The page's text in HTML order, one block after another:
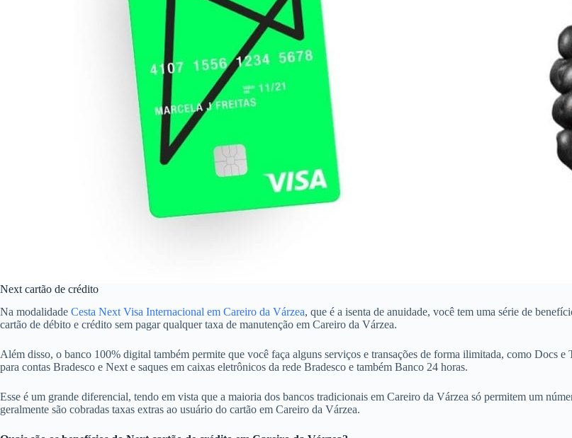
Next cartão de crédito
Na modalidade Cesta Next Visa Internacional em Careiro da Várzea, que é a isenta de anuidade, você tem uma série de
cartão de débito e crédito sem pagar qualquer taxa de manutenção em Careiro da Várzea.
Além disso, o banco 100% digital também permite que você faça alguns serviços e transações de forma ilimitada, como Docs e
para contas Bradesco e Next e saques em caixas eletrônicos da rede Bradesco e também Banco 24 horas.
Esse é um grande diferencial, tendo em vista que a maioria dos bancos tradicionais em Careiro da Várzea só permitem um
geralmente são cobradas taxas extras ao usuário do cartão em Careiro da Várzea.